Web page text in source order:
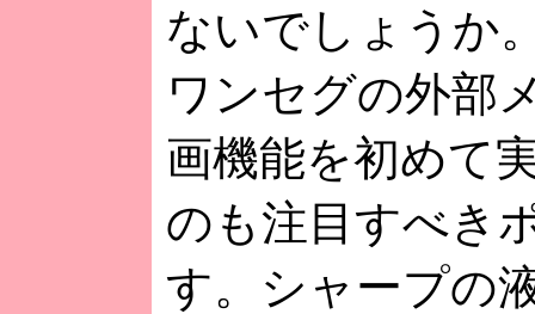
ないでしょうか
ワンセグの外部
画機能を初めて
のも注目すべき
す。シャープの